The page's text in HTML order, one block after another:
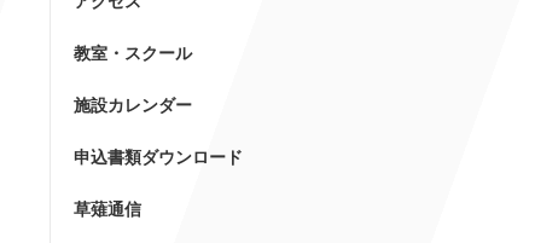
教室・スクール
施設カレンダー
申込書類ダウンロード
草薙通信